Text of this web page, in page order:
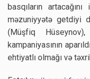
basqıların
məzuniyyətə getdiyi
(Müşfiq
kampaniyasının
ehtiyatlı olmağı və